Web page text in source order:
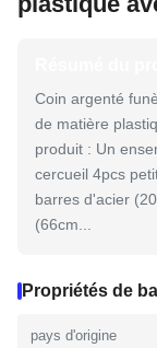
Coin argenté
de matière
produit : Un
cercueil 4pcs
barres d'acier
(66cm...
Propriétés de
pays d'origine